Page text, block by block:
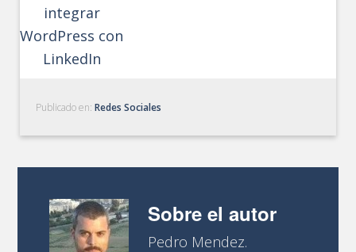
integrar
WordPress con
LinkedIn
Publicado en:Redes Sociales
Sobre el autor
Pedro Mendez.